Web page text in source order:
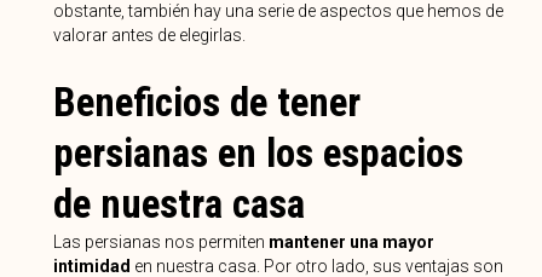
obstante, también hay una serie de aspectos que hemos de
valorar antes de elegirlas.
Beneficios de tener
persianas en los espacios
de nuestra casa
Las persianas nos permiten mantener una mayor
intimidad en nuestra casa. Por otro lado, sus ventajas son